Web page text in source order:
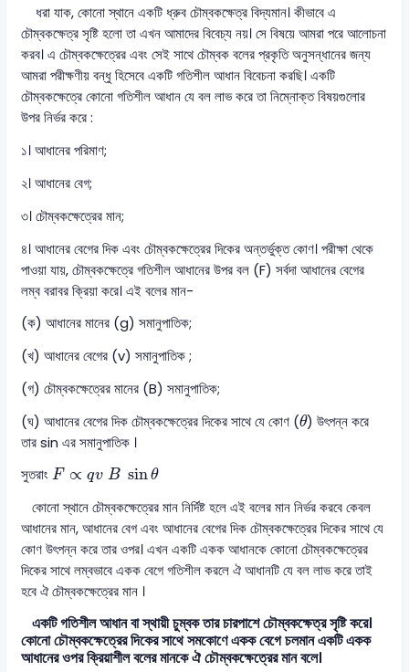
ধরা যাক, কোনো স্থানে একটি ধ্রুব চৌম্বকক্ষেত্র বিদ্যমান। কীভাবে এ
চৌম্বকক্ষেত্র সৃষ্টি হলো তা এখন আমাদের বিবেচ্য নয়। সে বিষয়ে আমরা পরে আলোচনা
করব। এ চৌম্বকক্ষেত্রের এবং সেই সাথে চৌম্বক বলের প্রকৃতি অনুসন্ধানের জন্য
আমরা পরীক্ষণীয় বন্ধু হিসেবে একটি গতিশীল আধান বিবেচনা করছি। একটি
চৌম্বকক্ষেত্রে কোনো গতিশীল আধান যে বল লাভ করে তা নিম্নোক্ত বিষয়গুলোর
উপর নির্ভর করে :
১। আধানের পরিমাণ;
২। আধানের বেগ;
৩। চৌম্বকক্ষেত্রের মান;
৪। আধানের বেগের দিক এবং চৌম্বকক্ষেত্রের দিকের অন্তর্ভুক্ত কোণ। পরীক্ষা থেকে
পাওয়া যায়, চৌম্বকক্ষেত্রে গতিশীল আধানের উপর বল (F) সর্বদা আধানের বেগের
লম্ব বরাবর ক্রিয়া করে। এই বলের মান-
(ক) আধানের মানের (g) সমানুপাতিক;
(খ) আধানের বেগের (v) সমানুপাতিক ;
(গ) চৌম্বকক্ষেত্রের মানের (B) সমানুপাতিক;
(ঘ) আধানের বেগের দিক চৌম্বকক্ষেত্রের দিকের সাথে যে কোণ (θ
θ) উৎপন্ন করে
তার sin এর সমানুপাতিক ।
সুতরাংF ∝ qv B sinθ
F∝q v B sinθ
কোনো স্থানে চৌম্বকক্ষেত্রের মান নির্দিষ্ট হলে এই বলের মান নির্ভর করবে কেবল
আধানের মান, আধানের বেগ এবং আধানের বেগের দিক চৌম্বকক্ষেত্রের দিকের সাথে যে
কোণ উৎপন্ন করে তার ওপর। এখন একটি একক আধানকে কোনো চৌম্বকক্ষেত্রের
দিকের সাথে লম্বভাবে একক বেগে গতিশীল করলে ঐ আধানটি যে বল লাভ করে তাই
হবে ঐ চৌম্বকক্ষেত্রের মান ।
একটি গতিশীল আধান বা স্থায়ী চুম্বক তার চারপাশে চৌম্বকক্ষেত্র সৃষ্টি করে।
কোনো চৌম্বকক্ষেত্রের দিকের সাথে সমকোণে একক বেগে চলমান একটি একক
আধানের ওপর ক্রিয়াশীল বলের মানকে ঐ চৌম্বকক্ষেত্রের মান বলে।